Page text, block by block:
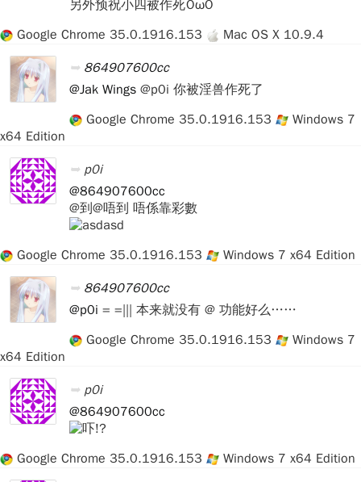
另外预祝小四被作死 OωO
Google Chrome 35.0.1916.153
Mac OS X 10.9.4
864907600cc
@Jak Wings @p0i 你被淫兽作死了
Google Chrome 35.0.1916.153
Windows 7
x64 Edition
p0i
@864907600cc
@到@唔到 唔係靠彩數
Google Chrome 35.0.1916.153 Windows 7 x64 Edition
864907600cc
@p0i = =||| 本来就没有 @ 功能好么……
Google Chrome 35.0.1916.153
Windows 7
x64 Edition
p0i
@864907600cc
Google Chrome 35.0.1916.153 Windows 7 x64 Edition